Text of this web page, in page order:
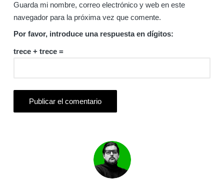
Guarda mi nombre, correo electrónico y web en este
navegador para la próxima vez que comente.
Por favor, introduce una respuesta en dígitos:
trece + trece =